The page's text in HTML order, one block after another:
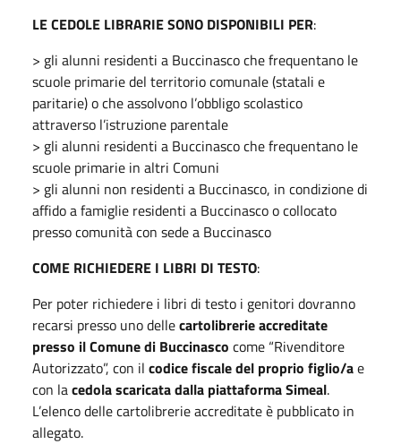
LE CEDOLE LIBRARIE SONO DISPONIBILI PER:
> gli alunni residenti a Buccinasco che frequentano le
scuole primarie del territorio comunale (statali e
paritarie) o che assolvono l’obbligo scolastico
attraverso l’istruzione parentale
> gli alunni residenti a Buccinasco che frequentano le
scuole primarie in altri Comuni
> gli alunni non residenti a Buccinasco, in condizione di
affido a famiglie residenti a Buccinasco o collocato
presso comunità con sede a Buccinasco
COME RICHIEDERE I LIBRI DI TESTO:
Per poter richiedere i libri di testo i genitori dovranno
recarsi presso uno dellecartolibrerie accreditate
presso il Comune di Buccinasco come “Rivenditore
Autorizzato”, con il codice fiscale del proprio figlio/ae
con lacedola scaricata dalla piattaforma Simeal.
L’elenco delle cartolibrerie accreditate è pubblicato in
allegato.